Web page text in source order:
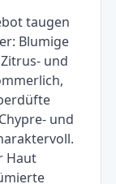
taugen
Blumige
und
und
Haut